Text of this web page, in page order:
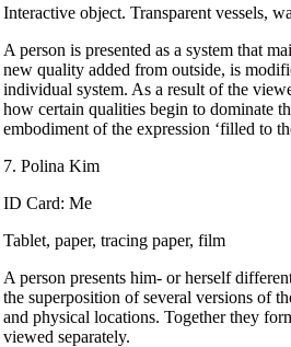
Interactive object. Transparent vessels,
A person is presented as a system that
new quality added from outside, is
individual system. As a result of the
how certain qualities begin to dominate
embodiment of the expression ‘filled to
7. Polina Kim
ID Card: Me
Tablet, paper, tracing paper, film
A person presents him- or herself
the superposition of several versions of
and physical locations. Together they
viewed separately.